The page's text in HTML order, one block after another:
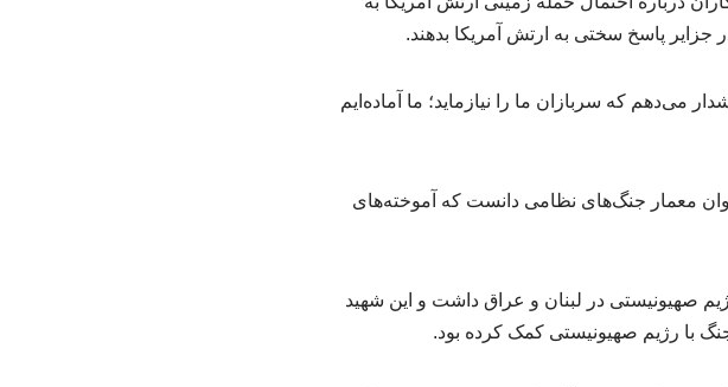
جزایر پاسخ سختی به ارتش آمریکا بدهند.
می‌دهم که سربازان ما را نیازماید؛ ما آماده‌ایم
معمار جنگ‌های نظامی دانست که آموخته‌های
صهیونیستی در لبنان و عراق داشت و این شهید